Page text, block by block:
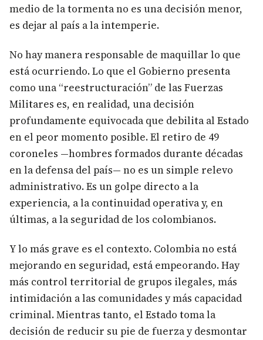
medio de la tormenta no es una decisión menor,
es dejar al país a la intemperie.
No hay manera responsable de maquillar lo que
está ocurriendo. Lo que el Gobierno presenta
como una “reestructuración” de las Fuerzas
Militares es, en realidad, una decisión
profundamente equivocada que debilita al Estado
en el peor momento posible. El retiro de 49
coroneles —hombres formados durante décadas
en la defensa del país— no es un simple relevo
administrativo. Es un golpe directo a la
experiencia, a la continuidad operativa y, en
últimas, a la seguridad de los colombianos.
Y lo más grave es el contexto. Colombia no está
mejorando en seguridad, está empeorando. Hay
más control territorial de grupos ilegales, más
intimidación a las comunidades y más capacidad
criminal. Mientras tanto, el Estado toma la
decisión de reducir su pie de fuerza y desmontar